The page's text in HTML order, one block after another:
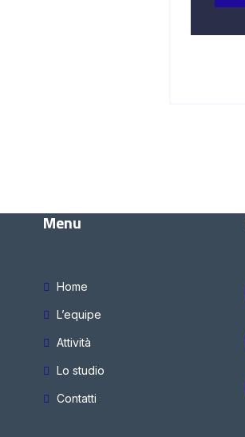
Menu
Home
L’equipe
Attività
Lo studio
Contatti